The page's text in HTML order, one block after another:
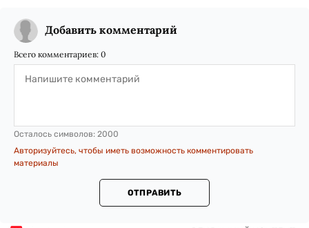
Добавить комментарий
Всего комментариев: 0
Осталось символов: 2000
Авторизуйтесь, чтобы иметь возможность комментировать
материалы
ОТПРАВИТЬ